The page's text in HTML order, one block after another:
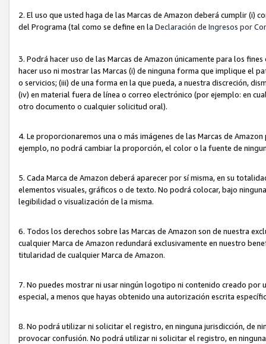
2. El uso que usted haga de las Marcas de Amazon deberá cumplir (i)
del Programa (tal como se define en la Declaración de Ingresos por
3. Podrá hacer uso de las Marcas de Amazon únicamente para los
hacer uso ni mostrar las Marcas (i) de ninguna forma que implique el
o servicios; (iii) de una forma en la que pueda, a nuestra discreción,
(iv) en material fuera de línea o correo electrónico (por ejemplo: en
otro documento o cualquier solicitud oral).
4. Le proporcionaremos una o más imágenes de las Marcas de
ejemplo, no podrá cambiar la proporción, el color o la fuente de
5. Cada Marca de Amazon deberá aparecer por sí misma, en su
elementos visuales, gráficos o de texto. No podrá colocar, bajo
legibilidad o visualización de la misma.
6. Todos los derechos sobre las Marcas de Amazon son de nuestra
cualquier Marca de Amazon redundará exclusivamente en nuestro
titularidad de cualquier Marca de Amazon.
7. No puedes mostrar ni usar ningún logotipo ni contenido creado por
especial, a menos que hayas obtenido una autorización escrita
8. No podrá utilizar ni solicitar el registro, en ninguna jurisdicción, de
provocar confusión. No podrá utilizar ni solicitar el registro, en